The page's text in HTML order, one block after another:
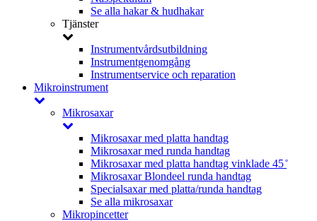
Se alla hakar & hudhakar
Tjänster
Instrumentvårdsutbildning
Instrumentgenomgång
Instrumentservice och reparation
Mikroinstrument
Mikrosaxar
Mikrosaxar med platta handtag
Mikrosaxar med runda handtag
Mikrosaxar med platta handtag vinklade 45 ̊
Mikrosaxar Blondeel runda handtag
Specialsaxar med platta/runda handtag
Se alla mikrosaxar
Mikropincetter